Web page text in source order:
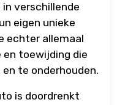
in verschillende
eigen unieke
echter allemaal
en toewijding die
te onderhouden.
is doordrenkt